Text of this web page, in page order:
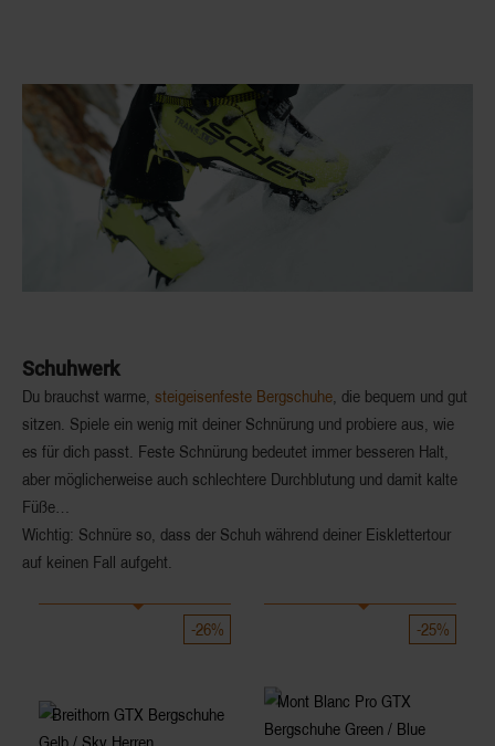
Schuhwerk
Du brauchst warme, steigeisenfeste Bergschuhe , die bequem und gut
sitzen. Spiele ein wenig mit deiner Schnürung und probiere aus, wie
es für dich passt. Feste Schnürung bedeutet immer besseren Halt,
aber möglicherweise auch schlechtere Durchblutung und damit kalte
Füße…
Wichtig: Schnüre so, dass der Schuh während deiner Eisklettertour
auf keinen Fall aufgeht.
-26% -25%